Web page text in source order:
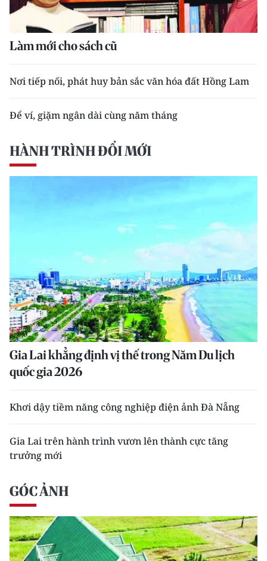
Làm mới cho sách cũ
Nơi tiếp nối, phát huy bản sắc văn hóa đất Hồng Lam
Để ví, giặm ngân dài cùng năm tháng
HÀNH TRÌNH ĐỔI MỚI
Gia Lai khẳng định vị thế trong Năm Du lịch
quốc gia 2026
Khơi dậy tiềm năng công nghiệp điện ảnh Đà Nẵng
Gia Lai trên hành trình vươn lên thành cực tăng
trưởng mới
GÓC ẢNH